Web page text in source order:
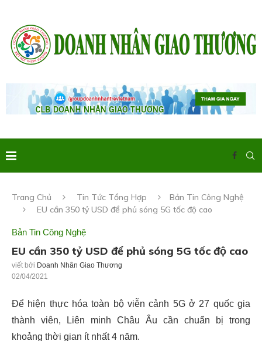
Trang Chủ Tin Tức Tổng Hợp
Bản Tin Công Nghệ
EU cần 350 tỷ USD để phủ sóng 5G tốc độ cao
Bản Tin Công Nghệ
EU cần 350 tỷ USD để phủ sóng 5G tốc độ cao
viết bởi Doanh Nhân Giao Thương
02/04/2021
Để hiện thực hóa toàn bộ viễn cảnh 5G ở 27 quốc gia
thành viên, Liên minh Châu Âu cần chuẩn bị trong
khoảng thời gian ít nhất 4 năm.